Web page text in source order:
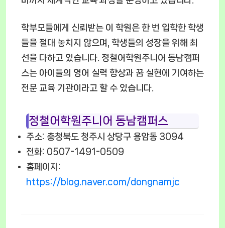
학부모들에게 신뢰받는 이 학원은 한 번 입학한 학생
들을 절대 놓치지 않으며, 학생들의 성장을 위해 최
선을 다하고 있습니다. 정철어학원주니어 동남캠퍼
스는 아이들의 영어 실력 향상과 꿈 실현에 기여하는
전문 교육 기관이라고 할 수 있습니다.
정철어학원주니어 동남캠퍼스
주소: 충청북도 청주시 상당구 용암동 3094
전화: 0507-1491-0509
홈페이지:
https://blog.naver.com/dongnamjc